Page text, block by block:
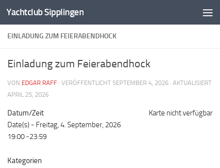
Zum Inhalt springen
Yachtclub Sipplingen
EINLADUNG ZUM FEIERABENDHOCK
Einladung zum Feierabendhock
VON EDGAR RAFF · VERÖFFENTLICHT SEPTEMBER 4, 2026 · AKTUALISIERT
APRIL 25, 2026
Karte nicht verfügbar
Datum/Zeit
Date(s) - Freitag, 4. September, 2026
19:00 -23:59
Kategorien